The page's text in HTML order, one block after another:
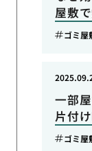
屋敷
ゴミ屋
一部
片付
ゴミ屋